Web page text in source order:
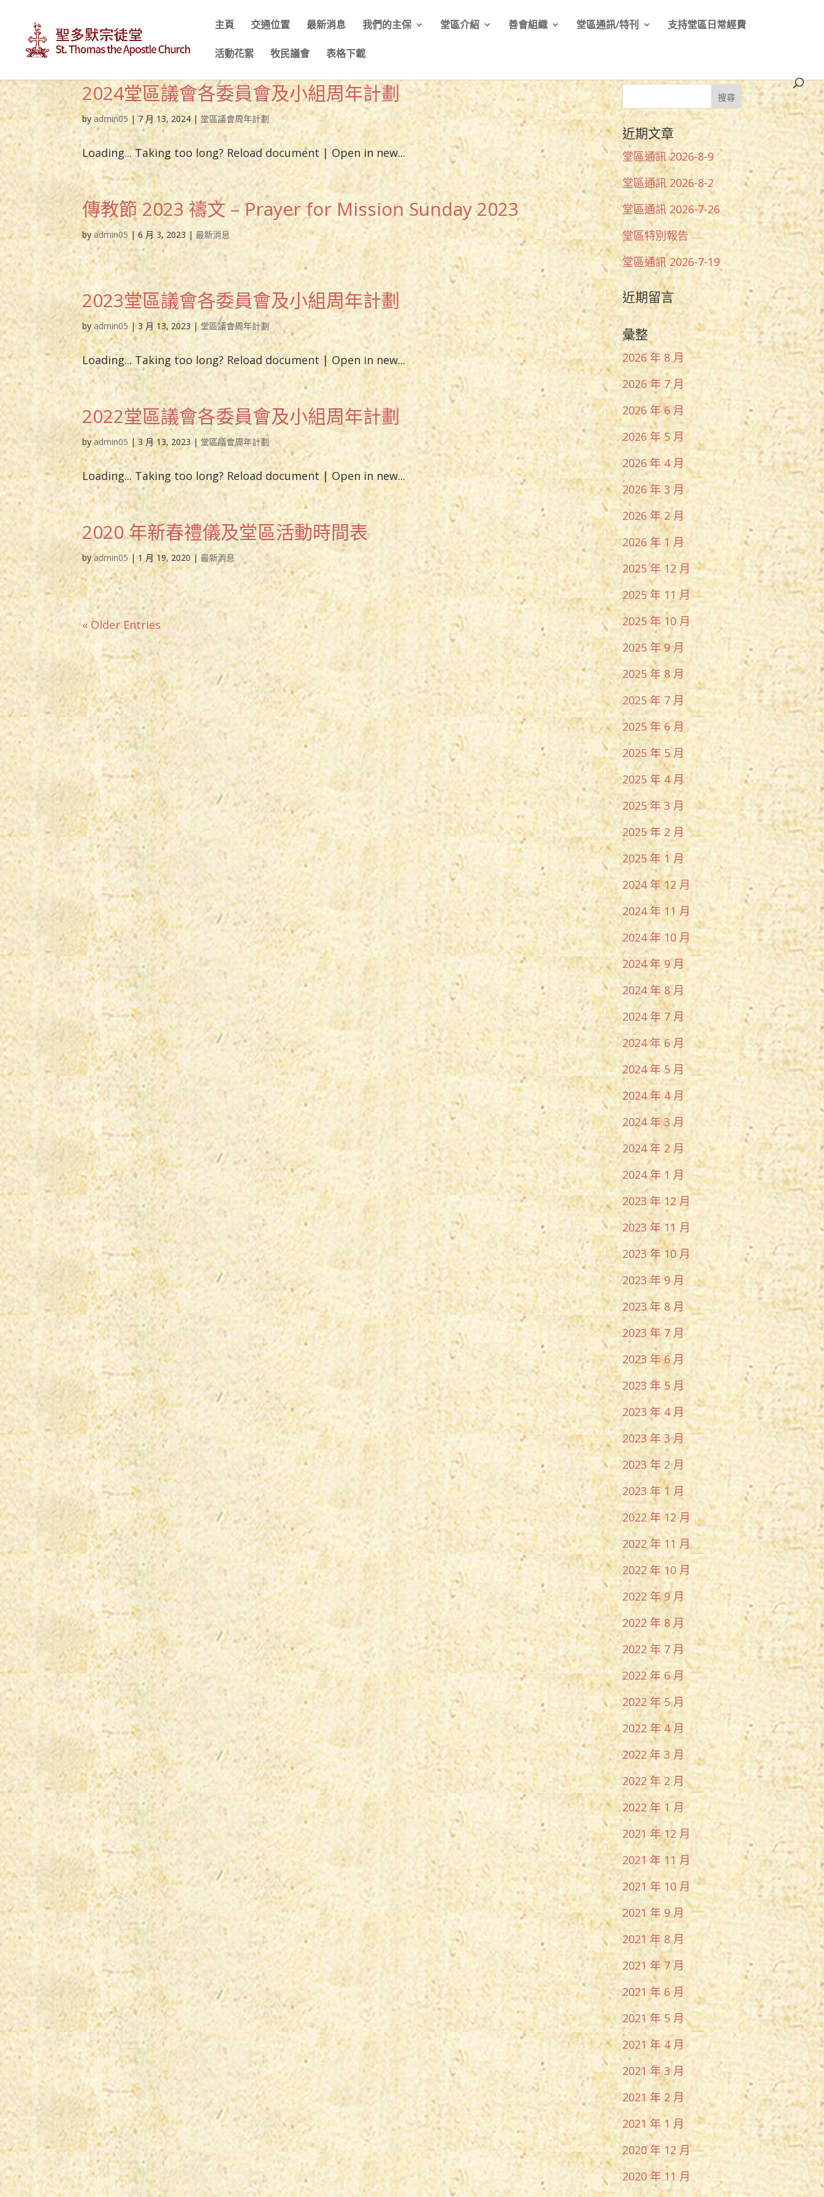
主頁 交通位置 最新消息 我們的主保 堂區介紹 善會組織 堂區通訊/特刊 支持堂區日常經費
活動花絮 牧民議會 表格下載
2024堂區議會各委員會及小組周年計劃
byadmin05 |7 月 13, 2024 |堂區議會周年計劃
Loading... Taking too long? Reload document | Open in new...
傳教節 2023 禱文 – Prayer for Mission Sunday 2023
byadmin05 |6 月 3, 2023 |最新消息
2023堂區議會各委員會及小組周年計劃
byadmin05 |3 月 13, 2023 | 堂區議會周年計劃
Loading... Taking too long? Reload document | Open in new...
2022堂區議會各委員會及小組周年計劃
byadmin05 |3 月 13, 2023 | 堂區議會周年計劃
Loading... Taking too long? Reload document | Open in new...
2020 年新春禮儀及堂區活動時間表
byadmin05 |1 月 19, 2020 |最新消息
« Older Entries
近期文章
堂區通訊 2026-8-9
堂區通訊 2026-8-2
堂區通訊 2026-7-26
堂區特別報告
堂區通訊 2026-7-19
近期留言
彙整
2026 年 8 月
2026 年 7 月
2026 年 6 月
2026 年 5 月
2026 年 4 月
2026 年 3 月
2026 年 2 月
2026 年 1 月
2025 年 12 月
2025 年 11 月
2025 年 10 月
2025 年 9 月
2025 年 8 月
2025 年 7 月
2025 年 6 月
2025 年 5 月
2025 年 4 月
2025 年 3 月
2025 年 2 月
2025 年 1 月
2024 年 12 月
2024 年 11 月
2024 年 10 月
2024 年 9 月
2024 年 8 月
2024 年 7 月
2024 年 6 月
2024 年 5 月
2024 年 4 月
2024 年 3 月
2024 年 2 月
2024 年 1 月
2023 年 12 月
2023 年 11 月
2023 年 10 月
2023 年 9 月
2023 年 8 月
2023 年 7 月
2023 年 6 月
2023 年 5 月
2023 年 4 月
2023 年 3 月
2023 年 2 月
2023 年 1 月
2022 年 12 月
2022 年 11 月
2022 年 10 月
2022 年 9 月
2022 年 8 月
2022 年 7 月
2022 年 6 月
2022 年 5 月
2022 年 4 月
2022 年 3 月
2022 年 2 月
2022 年 1 月
2021 年 12 月
2021 年 11 月
2021 年 10 月
2021 年 9 月
2021 年 8 月
2021 年 7 月
2021 年 6 月
2021 年 5 月
2021 年 4 月
2021 年 3 月
2021 年 2 月
2021 年 1 月
2020 年 12 月
2020 年 11 月